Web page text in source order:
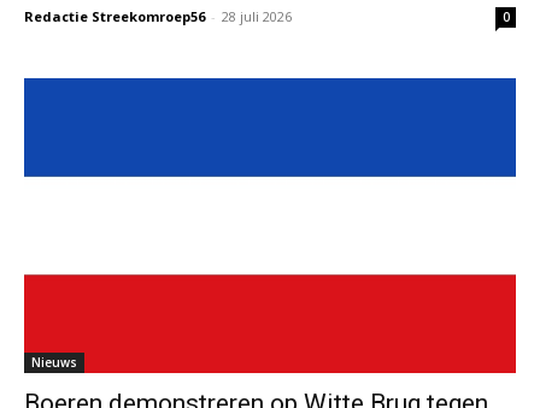
Redactie Streekomroep56 - 28 juli 2026 0
Nieuws